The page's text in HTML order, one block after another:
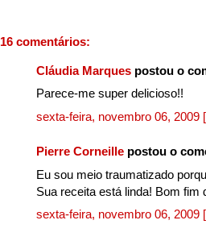
16 comentários:
Cláudia Marques postou o
Parece-me super delicioso!!
sexta-feira, novembro 06, 2009
Pierre Corneille postou o
Eu sou meio traumatizado
Sua receita está linda! Bom fim
sexta-feira, novembro 06, 2009